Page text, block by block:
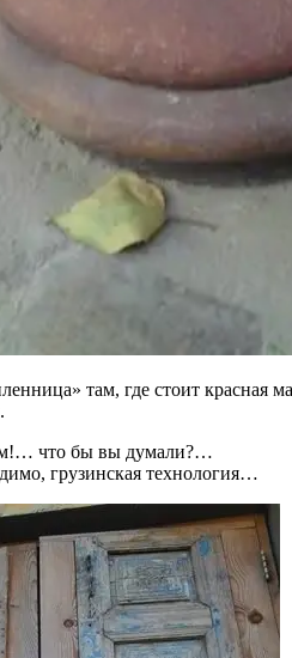
там, где стоит красная
что бы вы думали?…
грузинская технология…